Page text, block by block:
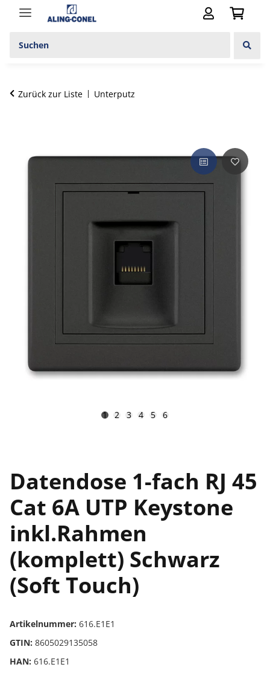
Zurück zur Liste Unterputz
1 2 3 4 5 6
Datendose 1-fach RJ 45
Cat 6A UTP Keystone
inkl.Rahmen
(komplett) Schwarz
(Soft Touch)
Artikelnummer: 616.E1E1
GTIN: 8605029135058
HAN: 616.E1E1